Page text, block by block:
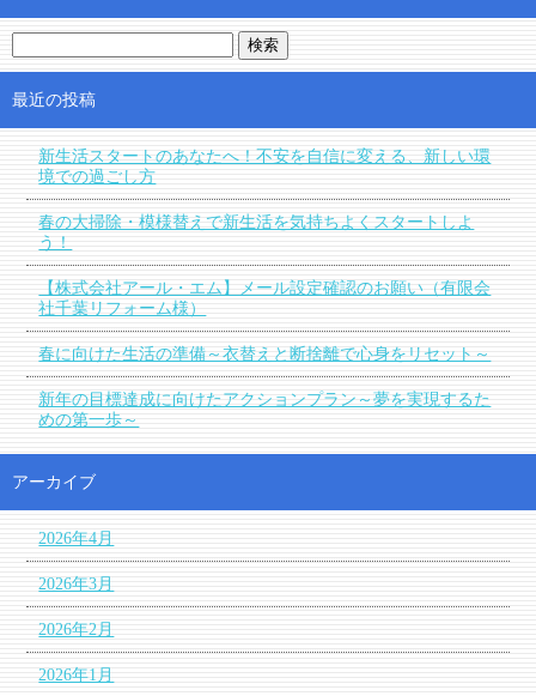
最近の投稿
新生活スタートのあなたへ！不安を自信に変える、新しい環
境での過ごし方
春の大掃除・模様替えで新生活を気持ちよくスタートしよ
う！
【株式会社アール・エム】メール設定確認のお願い（有限会
社千葉リフォーム様）
春に向けた生活の準備～衣替えと断捨離で心身をリセット～
新年の目標達成に向けたアクションプラン～夢を実現するた
めの第一歩～
アーカイブ
2026年4月
2026年3月
2026年2月
2026年1月